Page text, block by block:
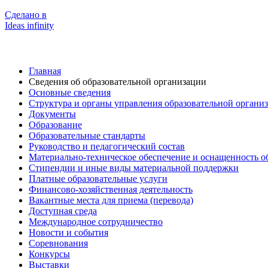
Сделано в
Ideas infinity
Главная
Сведения об образовательной организации
Основные сведения
Структура и органы управления образовательной
Документы
Образование
Образовательные стандарты
Руководство и педагогический состав
Материально-техническое обеспечение и оснащенность
Стипендии и иные виды материальной поддержки
Платные образовательные услуги
Финансово-хозяйственная деятельность
Вакантные места для приема (перевода)
Доступная среда
Международное сотрудничество
Новости и события
Соревнования
Конкурсы
Выставки